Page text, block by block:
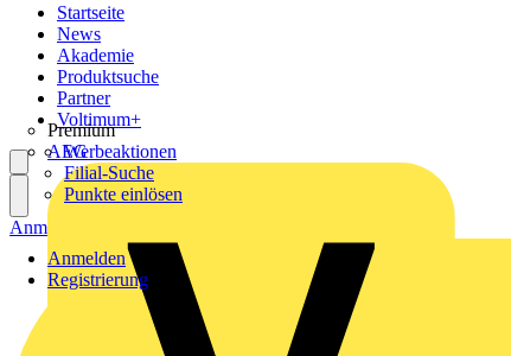
Startseite
News
Akademie
Produktsuche
Partner
Premium
AEG
Voltimum+
Werbeaktionen
Filial-Suche
Punkte einlösen
Anmelden
Registrierung
Anmelden